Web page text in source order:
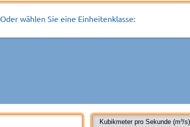
Oder wählen Sie eine Einheitenklasse: